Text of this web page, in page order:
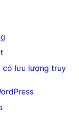
có lưu lượng truy